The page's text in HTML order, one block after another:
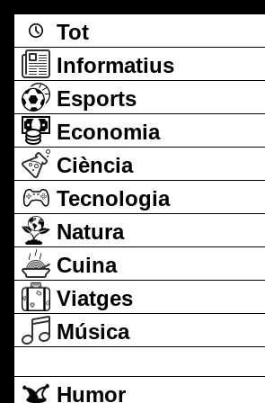
Tot
Informatius
Esports
Economia
Ciència
Tecnologia
Natura
Cuina
Viatges
Música
Humor